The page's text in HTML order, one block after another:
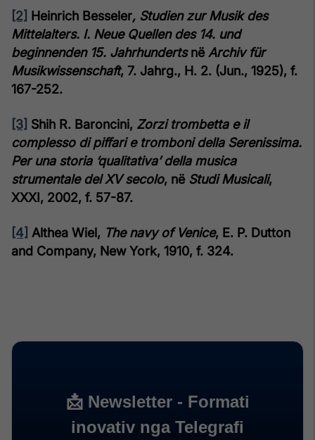
[2] Heinrich Besseler, Studien zur Musik des
Mittelalters. I. Neue Quellen des 14. und
beginnenden 15. Jahrhundertsnë Archiv für
Musikwissenschaft, 7. Jahrg., H. 2. (Jun., 1925), f.
167-252.
[3] Shih R. Baroncini, Zorzi trombetta e il
complesso di piffari e tromboni della Serenissima.
Per una storia ‘qualitativa’ della musica
strumentale del XV secolo, në Studi Musicali,
XXXI, 2002, f. 57-87.
[4] Althea Wiel, The navy of Venice, E. P. Dutton
and Company, New York, 1910, f. 324.